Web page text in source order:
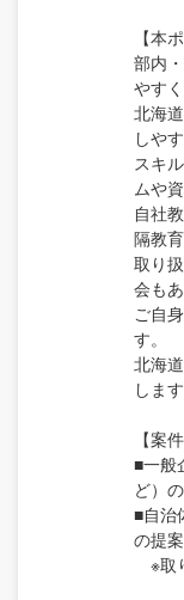
【本
部内
やすく
北海
しや
スキ
ムや
自社
隔教
取り
会もあ
ご自
す。
北海
します
【案
■一般
ど）
■自治
の提
※取